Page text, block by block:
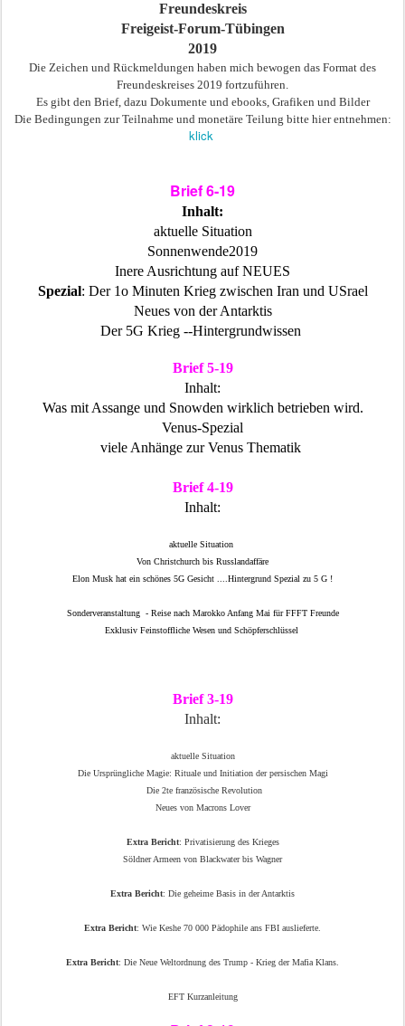
Freundeskreis
Freigeist-Forum-Tübingen
2019
Die Zeichen und Rückmeldungen haben mich bewogen das Format des
Freundeskreises 2019 fortzuführen.
Es gibt den Brief, dazu Dokumente und ebooks, Grafiken und Bilder
Die Bedingungen zur Teilnahme und monetäre Teilung bitte hier entnehmen:
klick
Brief 6-19
Inhalt:
aktuelle Situation
Sonnenwende2019
Inere Ausrichtung auf NEUES
Spezial: Der 1o Minuten Krieg zwischen Iran und USrael
Neues von der Antarktis
Der 5G Krieg --Hintergrundwissen
Brief 5-19
Inhalt:
Was mit Assange und Snowden wirklich betrieben wird.
Venus-Spezial
viele Anhänge zur Venus Thematik
Brief 4-19
Inhalt:
aktuelle Situation
Von Christchurch bis Russlandaffäre
Elon Musk hat ein schönes 5G Gesicht ....Hintergrund Spezial zu 5 G !
Sonderveranstaltung - Reise nach Marokko Anfang Mai für FFFT Freunde
Exklusiv Feinstoffliche Wesen und Schöpferschlüssel
Brief 3-19
Inhalt:
aktuelle Situation
Die Ursprüngliche Magie: Rituale und Initiation der persischen Magi
Die 2te französische Revolution
Neues von Macrons Lover
Extra Bericht: Privatisierung des Krieges
Söldner Armeen von Blackwater bis Wagner
Extra Bericht: Die geheime Basis in der Antarktis
Extra Bericht: Wie Keshe 70 000 Pädophile ans FBI auslieferte.
Extra Bericht: Die Neue Weltordnung des Trump - Krieg der Mafia Klans.
EFT Kurzanleitung